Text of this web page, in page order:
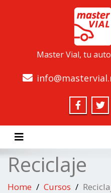
Master Vial, tu
Toggle navigation
Reciclaje
Home Cursos